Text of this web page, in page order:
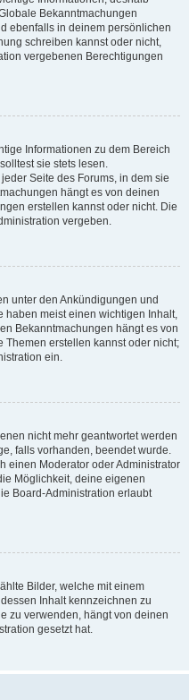
Bekanntmachungen
ebenfalls in deinem persönlichen
schreiben kannst oder nicht,
vergebenen Berechtigungen
Informationen zu dem Bereich
sie stets lesen.
Seite des Forums, in dem sie
hängt es von deinen
erstellen kannst oder nicht. Die
vergeben.
unter den Ankündigungen und
haben meist einen wichtigen Inhalt,
Bekanntmachungen hängt es von
erstellen kannst oder nicht;
ein.
nicht mehr geantwortet werden
falls vorhanden, beendet wurde.
einen Moderator oder Administrator
Möglichkeit, deine eigenen
Board-Administration erlaubt
Bilder, welche mit einem
Inhalt kennzeichnen zu
zu verwenden, hängt von deinen
gesetzt hat.